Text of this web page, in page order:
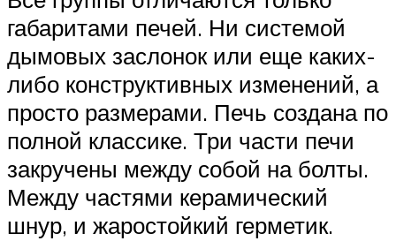
габаритами печей. Ни системой
дымовых заслонок или еще каких-
либо конструктивных изменений, а
просто размерами. Печь создана по
полной классике. Три части печи
закручены между собой на болты.
Между частями керамический
шнур, и жаростойкий герметик.